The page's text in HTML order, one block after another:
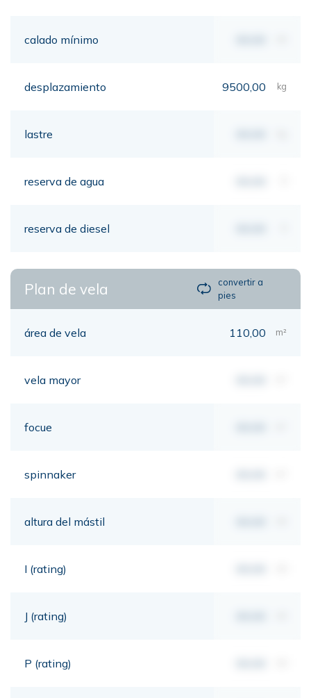
calado mínimo
desplazamiento 9500,00 kg
lastre
reserva de agua
reserva de diesel
Plan de vela
convertir a
pies
área de vela 110,00 m²
vela mayor
focue
spinnaker
altura del mástil
I (rating)
J (rating)
P (rating)